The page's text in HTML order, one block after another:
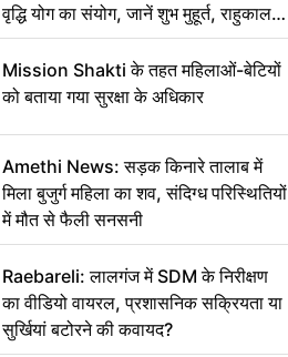
वृद्धि योग का संयोग, जानें शुभ मुहूर्त, राहुकाल
का सही समय
Mission Shakti के तहत महिलाओं-बेटियों
को बताया गया सुरक्षा के अधिकार
Amethi News: सड़क किनारे तालाब में
मिला बुजुर्ग महिला का शव, संदिग्ध परिस्थितियों
में मौत से फैली सनसनी
Raebareli: लालगंज में SDM के निरीक्षण
का वीडियो वायरल, प्रशासनिक सक्रियता या
सुर्खियां बटोरने की कवायद?